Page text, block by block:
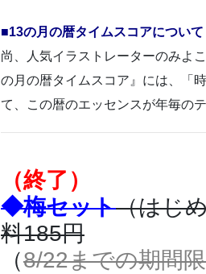
■13の月の暦タイムスコアについて
尚、人気イラストレーターのみよ
の月の暦タイムスコア』には、「
て、この暦のエッセンスが年毎の
（終了）
◆梅セット（はじ
料185円
（8/22までの期間